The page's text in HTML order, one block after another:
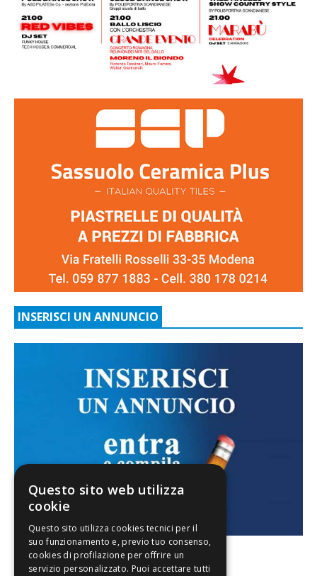
INSERISCI UN ANNUNCIO
Questo sito web utilizza
cookie